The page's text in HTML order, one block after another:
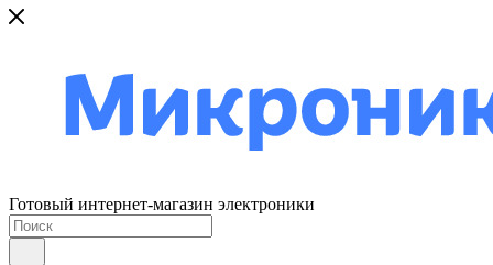
Готовый интернет-магазин электроники